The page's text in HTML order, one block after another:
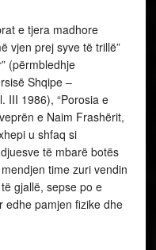
e tjera madhore
vjen prej syve të trillë”
(përmbledhje
Shqipe –
III 1986), “Porosia e
e Naim Frashërit,
u shfaq si
të mbarë botës
time zuri vendin
gjallë, sepse po e
edhe pamjen fizike dhe